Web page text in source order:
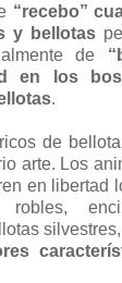
“recebo”
y bellotas
de
en los
.
de
arte. Los
en libertad
silvestres,